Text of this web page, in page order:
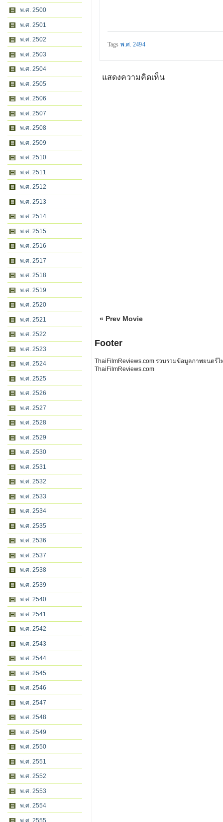
พ.ศ. 2500
พ.ศ. 2501
พ.ศ. 2502
พ.ศ. 2503
พ.ศ. 2504
พ.ศ. 2505
พ.ศ. 2506
พ.ศ. 2507
พ.ศ. 2508
พ.ศ. 2509
พ.ศ. 2510
พ.ศ. 2511
พ.ศ. 2512
พ.ศ. 2513
พ.ศ. 2514
พ.ศ. 2515
พ.ศ. 2516
พ.ศ. 2517
พ.ศ. 2518
พ.ศ. 2519
พ.ศ. 2520
พ.ศ. 2521
พ.ศ. 2522
พ.ศ. 2523
พ.ศ. 2524
พ.ศ. 2525
พ.ศ. 2526
พ.ศ. 2527
พ.ศ. 2528
พ.ศ. 2529
พ.ศ. 2530
พ.ศ. 2531
พ.ศ. 2532
พ.ศ. 2533
พ.ศ. 2534
พ.ศ. 2535
พ.ศ. 2536
พ.ศ. 2537
พ.ศ. 2538
พ.ศ. 2539
พ.ศ. 2540
พ.ศ. 2541
พ.ศ. 2542
พ.ศ. 2543
พ.ศ. 2544
พ.ศ. 2545
พ.ศ. 2546
พ.ศ. 2547
พ.ศ. 2548
พ.ศ. 2549
พ.ศ. 2550
พ.ศ. 2551
พ.ศ. 2552
พ.ศ. 2553
พ.ศ. 2554
พ.ศ. 2555
Tags พ.ศ. 2494
แสดงความคิดเห็น
« Prev Movie
Footer
ThaiFilmReviews.com รวบรวมข้อมูลภาพยนตร์
ThaiFilmReviews.com